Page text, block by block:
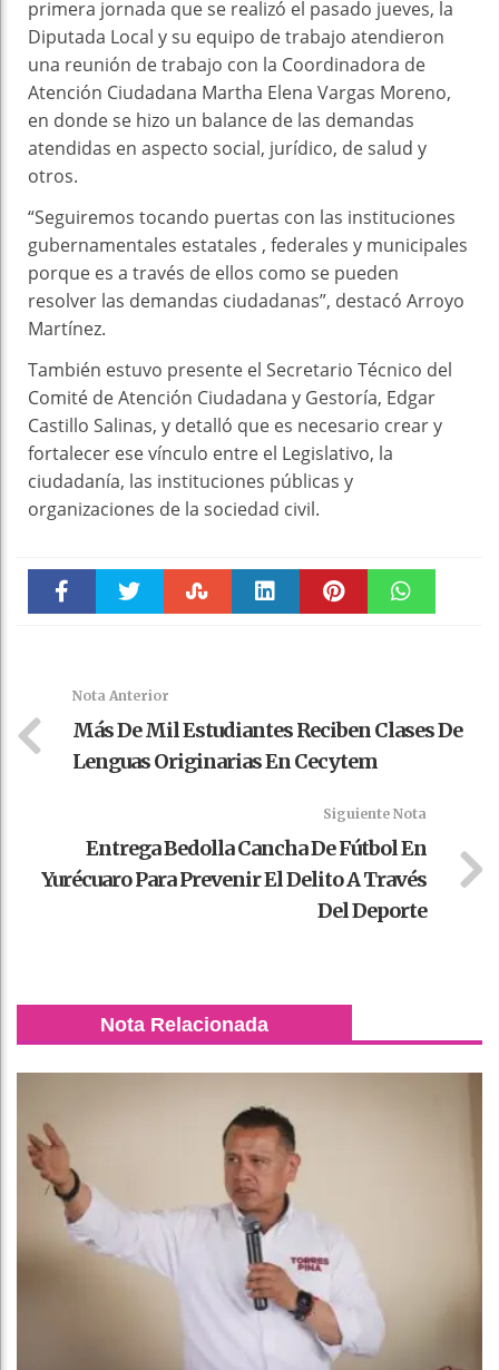
primera jornada que se realizó el pasado jueves, la
Diputada Local y su equipo de trabajo atendieron
una reunión de trabajo con la Coordinadora de
Atención Ciudadana Martha Elena Vargas Moreno,
en donde se hizo un balance de las demandas
atendidas en aspecto social, jurídico, de salud y
otros.
“Seguiremos tocando puertas con las instituciones
gubernamentales estatales , federales y municipales
porque es a través de ellos como se pueden
resolver las demandas ciudadanas”, destacó Arroyo
Martínez.
También estuvo presente el Secretario Técnico del
Comité de Atención Ciudadana y Gestoría, Edgar
Castillo Salinas, y detalló que es necesario crear y
fortalecer ese vínculo entre el Legislativo, la
ciudadanía, las instituciones públicas y
organizaciones de la sociedad civil.
Nota Anterior
Más De Mil Estudiantes Reciben Clases De
Lenguas Originarias En Cecytem
Siguiente Nota
Entrega Bedolla Cancha De Fútbol En
Yurécuaro Para Prevenir El Delito A Través
Del Deporte
Nota Relacionada